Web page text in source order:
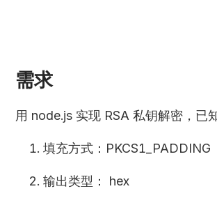
需求
用 node.js 实现 RSA 私钥解密，已
填充方式：PKCS1_PADDING
输出类型： hex